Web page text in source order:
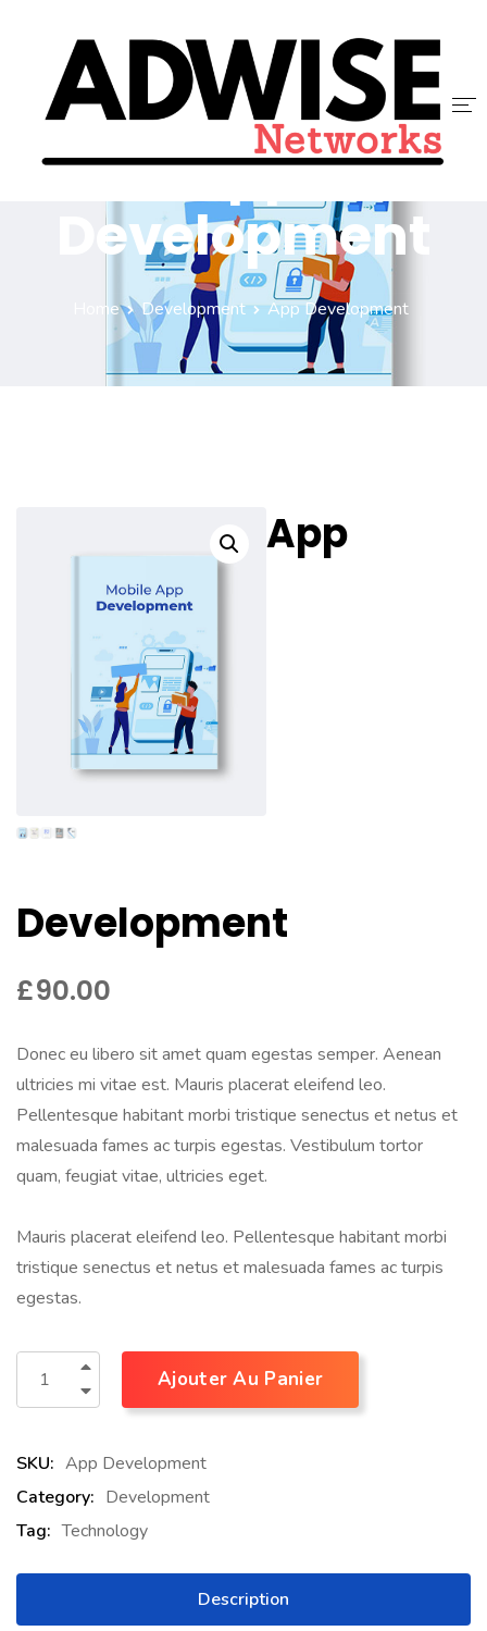
NOUS REJOINDRE
CONTACT
App
Development
Home Development App Development
App
Development
£90.00
Donec eu libero sit amet quam egestas semper. Aenean
ultricies mi vitae est. Mauris placerat eleifend leo.
Pellentesque habitant morbi tristique senectus et netus et
malesuada fames ac turpis egestas. Vestibulum tortor
quam, feugiat vitae, ultricies eget.
Mauris placerat eleifend leo. Pellentesque habitant morbi
tristique senectus et netus et malesuada fames ac turpis
egestas.
Ajouter Au Panier
SKU: App Development
Category: Development
Tag: Technology
Description